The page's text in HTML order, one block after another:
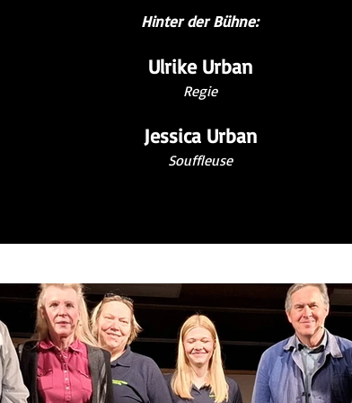
Hinter der Bühne:
Ulrike Urban
Regie
Jessica Urban
Souffleuse